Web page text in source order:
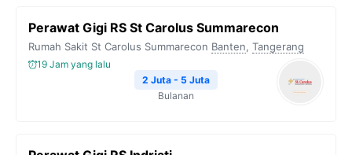
Perawat Gigi RS St Carolus Summarecon
Rumah Sakit St Carolus Summarecon Banten, Tangerang
19 Jam yang lalu
2 Juta - 5 Juta
Bulanan